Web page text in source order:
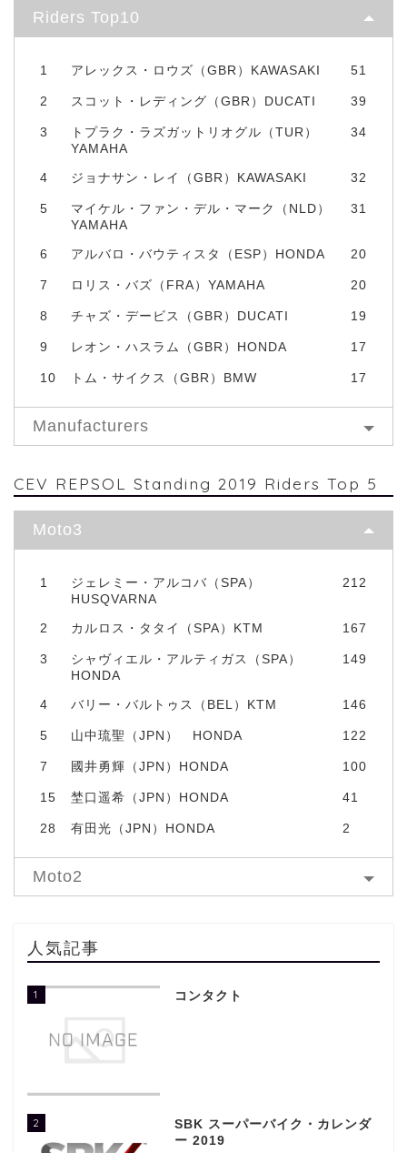
Riders Top10
1 アレックス・ロウズ（GBR）KAWASAKI 51
2 スコット・レディング（GBR）DUCATI 39
3
トプラク・ラズガットリオグル（TUR）
YAMAHA
34
4 ジョナサン・レイ（GBR）KAWASAKI 32
5
マイケル・ファン・デル・マーク（NLD）
YAMAHA
31
6 アルバロ・バウティスタ（ESP）HONDA 20
7 ロリス・バズ（FRA）YAMAHA 20
8 チャズ・デービス（GBR）DUCATI 19
9 レオン・ハスラム（GBR）HONDA 17
10 トム・サイクス（GBR）BMW 17
Manufacturers
CEV REPSOL Standing 2019 Riders Top 5
Moto3
1
ジェレミー・アルコバ（SPA）
HUSQVARNA
212
2 カルロス・タタイ（SPA）KTM 167
3
シャヴィエル・アルティガス（SPA）
HONDA
149
4 バリー・バルトゥス（BEL）KTM 146
5 山中琉聖（JPN） HONDA 122
7 國井勇輝（JPN）HONDA 100
15 埜口遥希（JPN）HONDA 41
28 有田光（JPN）HONDA 2
Moto2
人気記事
1 コンタクト
2
SBK スーパーバイク・カレンダ
ー 2019